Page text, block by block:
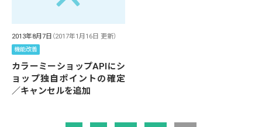
2013年8月7日 （2017年1月16日 更新）
機能改善
カラーミーショップAPIにシ
ョップ独自ポイントの確定
／キャンセルを追加